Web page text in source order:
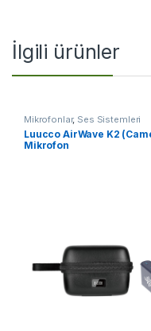
İlgili ürünler
Mikrofonlar, Ses Sistemleri
Luucco AirWave K2
Mikrofon